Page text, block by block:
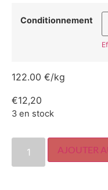
Conditionnement
122.00 €/kg
€12,20
3 en stock
AJOUTER